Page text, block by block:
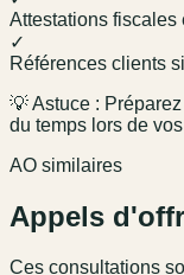
Attestations fiscales
✓
Références clients
💡 Astuce :
du temps lors de
AO similaires
Appels
Ces consultations